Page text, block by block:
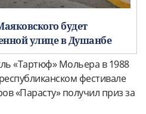
будет
улице в Душанбе
«Тартюф» Мольера в 1988
фестивале
«Парасту» получил приз за